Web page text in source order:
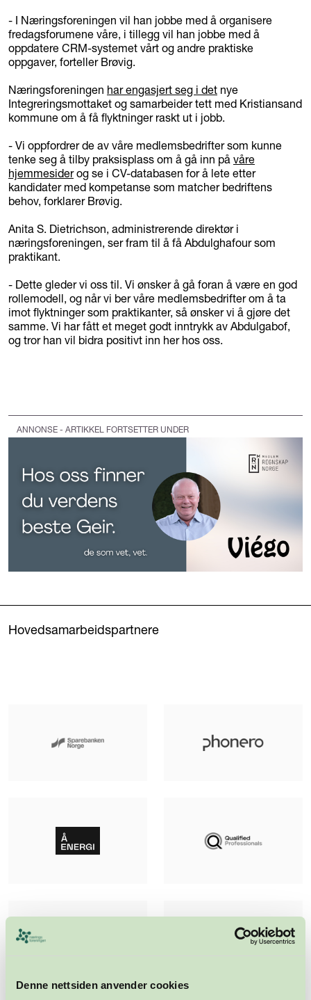
Denne nettsiden anvender cookies
- I Næringsforeningen vil han jobbe med å organisere
fredagsforumene våre, i tillegg vil han jobbe med å
oppdatere CRM-systemet vårt og andre praktiske
oppgaver, forteller Brøvig.
Næringsforeningen har engasjert seg i det nye
Integreringsmottaket og samarbeider tett med Kristiansand
kommune om å få flyktninger raskt ut i jobb.
- Vi oppfordrer de av våre medlemsbedrifter som kunne
tenke seg å tilby praksisplass om å gå inn på våre
hjemmesiderog se i CV-databasen for å lete etter
kandidater med kompetanse som matcher bedriftens
behov, forklarer Brøvig.
Anita S. Dietrichson, administrerende direktør i
næringsforeningen, ser fram til å få Abdulghafour som
praktikant.
- Dette gleder vi oss til. Vi ønsker å gå foran å være en god
rollemodell, og når vi ber våre medlemsbedrifter om å ta
imot flyktninger som praktikanter, så ønsker vi å gjøre det
samme. Vi har fått et meget godt inntrykk av Abdulgabof,
og tror han vil bidra positivt inn her hos oss.
ANNONSE - ARTIKKEL FORTSETTER UNDER
Hovedsamarbeidspartnere